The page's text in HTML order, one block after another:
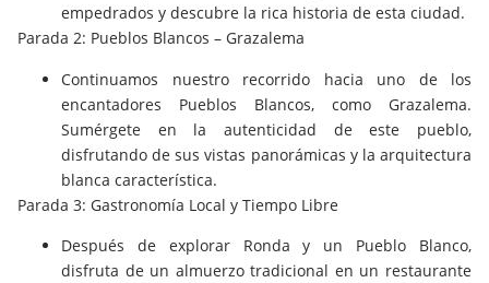
empedrados y descubre la rica historia de esta ciudad.
Parada 2: Pueblos Blancos – Grazalema
Continuamos nuestro recorrido hacia uno de los
encantadores Pueblos Blancos, como Grazalema.
Sumérgete en la autenticidad de este pueblo,
disfrutando de sus vistas panorámicas y la arquitectura
blanca característica.
Parada 3: Gastronomía Local y Tiempo Libre
Después de explorar Ronda y un Pueblo Blanco,
disfruta de un almuerzo tradicional en un restaurante